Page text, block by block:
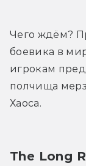
Чего ждём?
боевика в
игрокам
полчища
Хаоса.
The Long